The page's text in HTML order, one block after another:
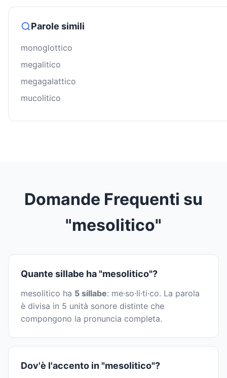
Parole simili
monoglottico
megalitico
megagalattico
mucolitico
Domande Frequenti su
"mesolitico"
Quante sillabe ha "mesolitico"?
mesolitico ha 5 sillabe: me·so·li·ti·co. La parola
è divisa in 5 unità sonore distinte che
compongono la pronuncia completa.
Dov'è l'accento in "mesolitico"?